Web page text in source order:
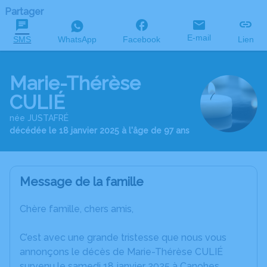
Partager
SMS WhatsApp Facebook E-mail Lien
Marie-Thérèse
CULIÉ
née JUSTAFRÉ
décédée le 18 janvier 2025 à l'âge de 97 ans
Message de la famille
Chère famille, chers amis,
C’est avec une grande tristesse que nous vous
annonçons le décès de Marie-Thérèse CULIÉ